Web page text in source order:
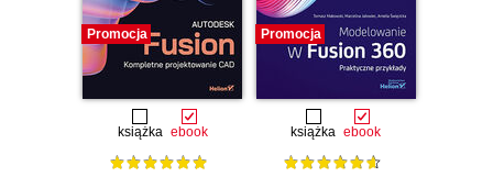
Promocja
książka ebook
Promocja
książka ebook